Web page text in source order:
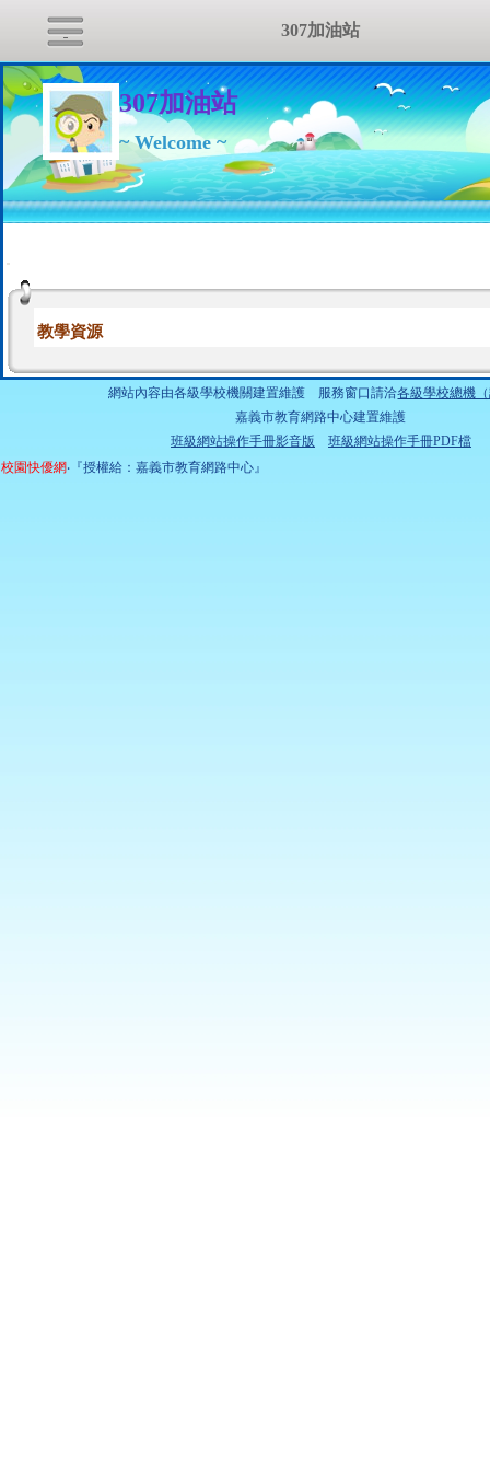
307加油站
~ Welcome ~
:::
教學資源
網站內容由各級學校機關建置維護 服務窗口請洽各級學校總機
嘉義市教育網路中心建置維護
班級網站操作手冊影音版
班級網站操作手冊PDF檔
校園快優網‧『授權給：嘉義市教育網路中心』
307加油站